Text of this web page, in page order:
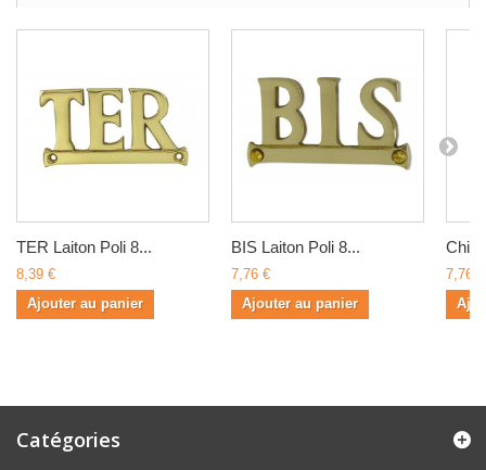
TER Laiton Poli 8...
8,39 €
Ajouter au panier
BIS Laiton Poli 8...
7,76 €
Ajouter au panier
7,76 €
Catégories